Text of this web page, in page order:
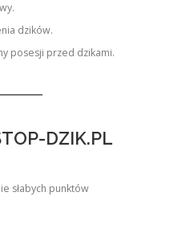
dzików.
posesji przed dzikami.
DZIK.PL
słabych punktów